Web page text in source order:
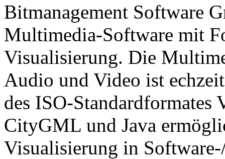
Bitmanagement Software
Multimedia-Software mit
Visualisierung. Die
Audio und Video ist
des ISO-
CityGML und Java
Visualisierung in